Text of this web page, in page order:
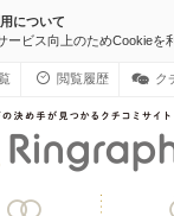
について
ービス向上のためCookieを
閲覧履歴 ク